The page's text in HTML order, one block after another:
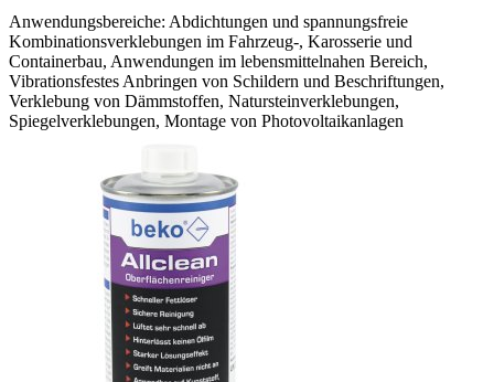
Anwendungsbereiche: Abdichtungen und spannungsfreie
Kombinationsverklebungen im Fahrzeug-, Karosserie und
Containerbau, Anwendungen im lebensmittelnahen Bereich,
Vibrationsfestes Anbringen von Schildern und Beschriftungen,
Verklebung von Dämmstoffen, Natursteinverklebungen,
Spiegelverklebungen, Montage von Photovoltaikanlagen